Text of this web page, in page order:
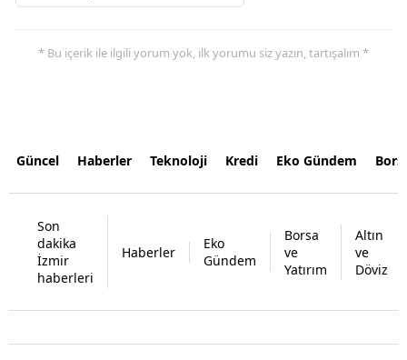
* Bu içerik ile ilgili yorum yok, ilk yorumu siz yazın, tartışalım *
Güncel Haberler Teknoloji Kredi Eko Gündem
Son
dakika
İzmir
haberleri
Haberler
Eko
Gündem
Borsa
ve
Yatırım
Altın
ve
Döviz